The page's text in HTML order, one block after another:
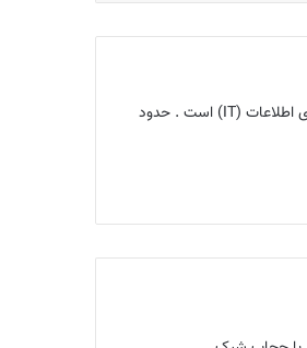
بنیانگذار مجله اینترنتی ماگرتا و متخصص سئو ، کارشناس تولید محتوا ، هم‌چنین ۱۰ سال تجربه سئو ، تحلیل و آنالیز سایت ها را دارم و رشته من فناوری اطلاعات (IT) است . حدود